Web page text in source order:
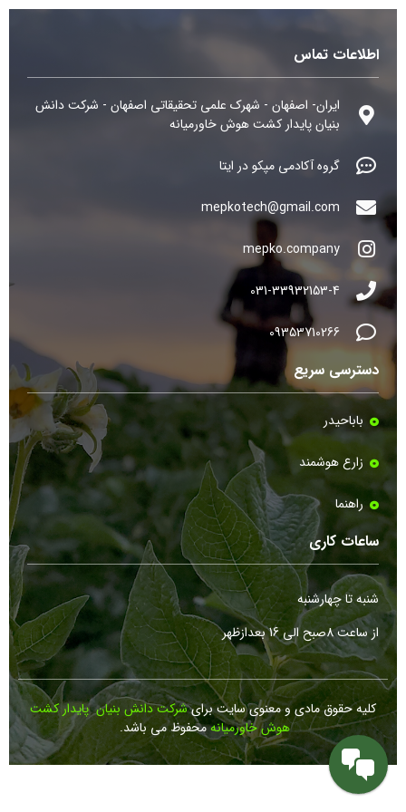
اطلاعات تماس
ایران- اصفهان - شهرک علمی تحقیقاتی اصفهان - شرکت دانش
بنیان پایدار کشت هوش خاورمیانه
گروه آکادمی مپکو در ایتا
mepkotech@gmail.com
mepko.company
031-33932153-4
09353710266
دسترسی سریع
باباحیدر
زارع هوشمند
راهنما
ساعات کاری
شنبه تا چهارشنبه
از ساعت 8صبح الی 16 بعدازظهر
کلیه حقوق مادی و معنوی سایت برایشرکت دانش بنیان پایدار کشت
هوش خاورمیانهمحفوظ می باشد.